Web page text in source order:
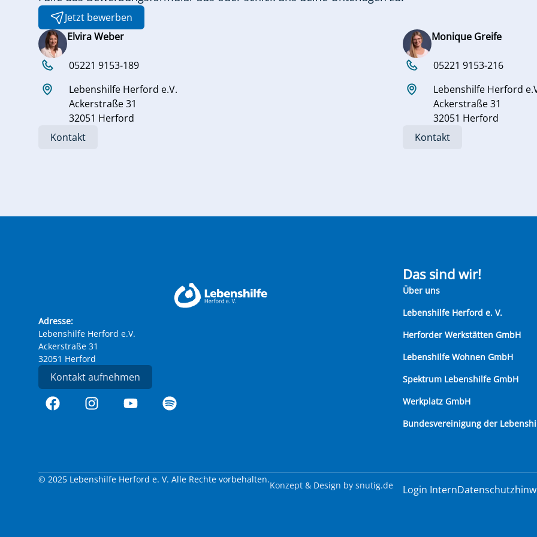
Jetzt bewerben
Elvira Weber
05221 9153-189
Lebenshilfe Herford e.V.
Ackerstraße 31
32051 Herford
Kontakt
Monique Greife
05221 9153-216
Lebenshilfe Herford
Ackerstraße 31
32051 Herford
Kontakt
Adresse:
Lebenshilfe Herford e.V.
Ackerstraße 31
32051 Herford
Kontakt aufnehmen
Das sind wir!
Über uns
Lebenshilfe Herford e. V.
Herforder Werkstätten GmbH
Lebenshilfe Wohnen GmbH
Spektrum Lebenshilfe GmbH
Werkplatz GmbH
Bundesvereinigung der
© 2025 Lebenshilfe Herford e. V. Alle Rechte vorbehalten.
Konzept & Design by snutig.de Login Intern